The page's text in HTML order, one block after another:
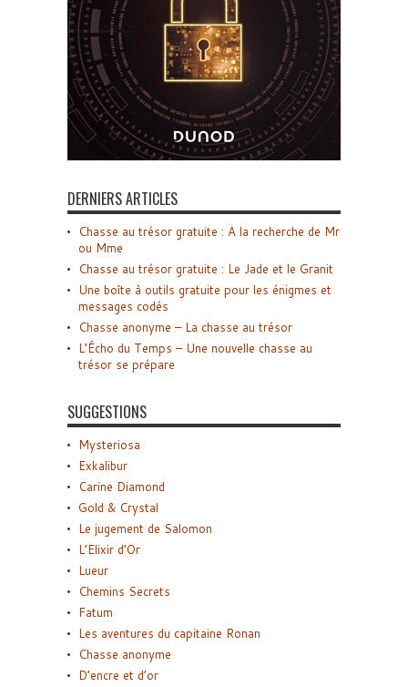
DERNIERS ARTICLES
Chasse au trésor gratuite : A la recherche de Mr
ou Mme
Chasse au trésor gratuite : Le Jade et le Granit
Une boîte à outils gratuite pour les énigmes et
messages codés
Chasse anonyme – La chasse au trésor
L’Écho du Temps – Une nouvelle chasse au
trésor se prépare
SUGGESTIONS
Mysteriosa
Exkalibur
Carine Diamond
Gold & Crystal
Le jugement de Salomon
L’Elixir d’Or
Lueur
Chemins Secrets
Fatum
Les aventures du capitaine Ronan
Chasse anonyme
D’encre et d’or